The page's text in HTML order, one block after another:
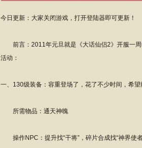
今日更新：大家关闭游戏，打开登陆器即可更新！
前言：2011年元旦就是《大话仙侣2》开服一周
活动：
一、130级装备：容重登场了，花了不少时间，希望
所需物品：通天神魄
操作NPC：提升找“干将”，碎片合成找“神界使